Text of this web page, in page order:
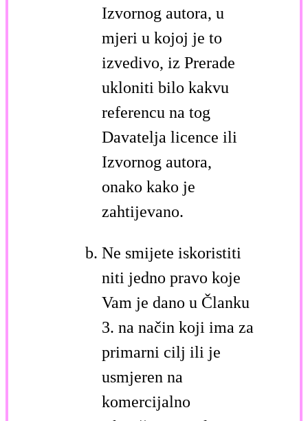
Izvornog autora, u
mjeri u kojoj je to
izvedivo, iz Prerade
ukloniti bilo kakvu
referencu na tog
Davatelja licence ili
Izvornog autora,
onako kako je
zahtijevano.
Ne smijete iskoristiti
niti jedno pravo koje
Vam je dano u Članku
3. na način koji ima za
primarni cilj ili je
usmjeren na
komercijalno